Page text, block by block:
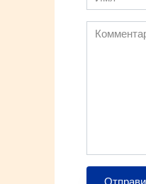
*
Комментарий